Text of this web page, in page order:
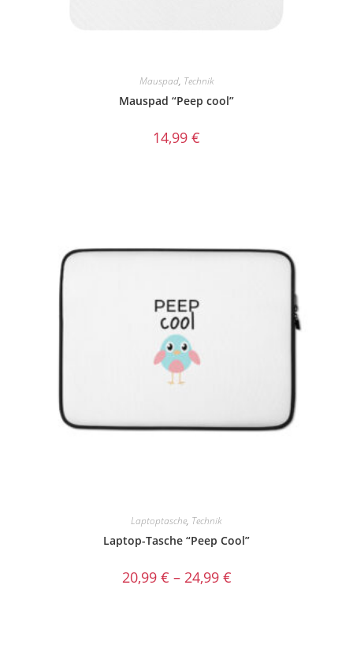
Mauspad, Technik
Mauspad “Peep cool”
14,99 €
Laptoptasche, Technik
Laptop-Tasche “Peep Cool”
20,99 € – 24,99 €